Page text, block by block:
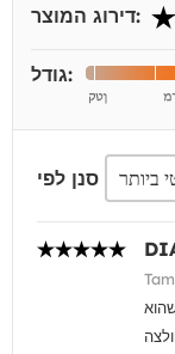
דירוג המוצר:
גודל:
סנן לפי